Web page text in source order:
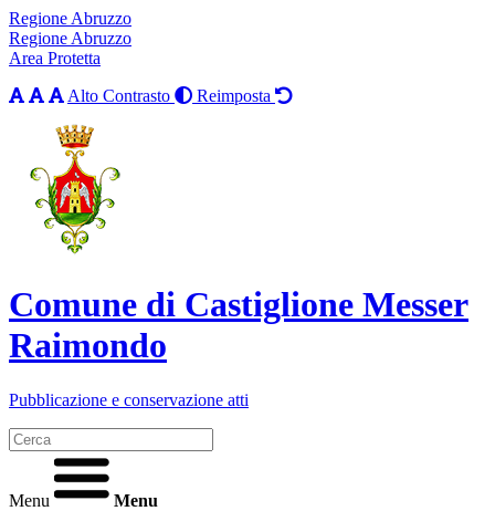
Regione Abruzzo
Regione Abruzzo
Area Protetta
Alto Contrasto
Reimposta
Comune di Castiglione Messer
Raimondo
Pubblicazione e conservazione atti
Menu Menu